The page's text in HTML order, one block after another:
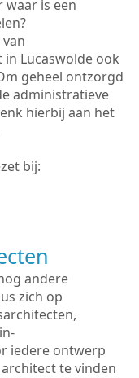
is een
Lucaswolde ook
geheel ontzorgd
administratieve
hierbij aan het
bij:
andere
zich op
iedere ontwerp
te vinden